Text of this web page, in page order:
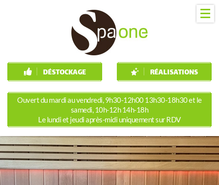
DÉSTOCKAGE RÉALISATIONS
Ouvert du mardi au vendredi, 9h30-12h00 13h30-18h30 et le
samedi, 10h-12h 14h-18h
Le lundi et jeudi après-midi uniquement sur RDV